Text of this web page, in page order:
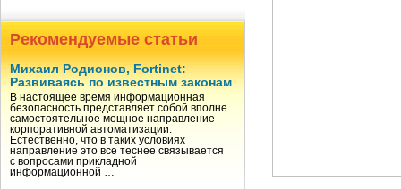
Рекомендуемые статьи
Михаил Родионов, Fortinet:
Развиваясь по известным законам
В настоящее время информационная
безопасность представляет собой вполне
самостоятельное мощное направление
корпоративной автоматизации.
Естественно, что в таких условиях
направление это все теснее связывается
с вопросами прикладной
информационной …